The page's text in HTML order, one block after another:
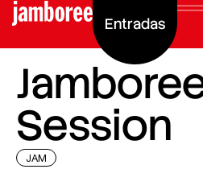
Entradas
Session
JAM